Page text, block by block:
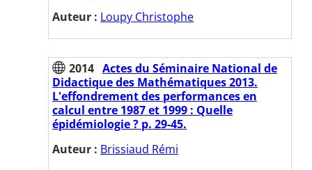
Auteur : Loupy Christophe
2014 Actes du Séminaire National de
Didactique des Mathématiques 2013.
L'effondrement des performances en
calcul entre 1987 et 1999 : Quelle
épidémiologie ? p. 29-45.
Auteur : Brissiaud Rémi